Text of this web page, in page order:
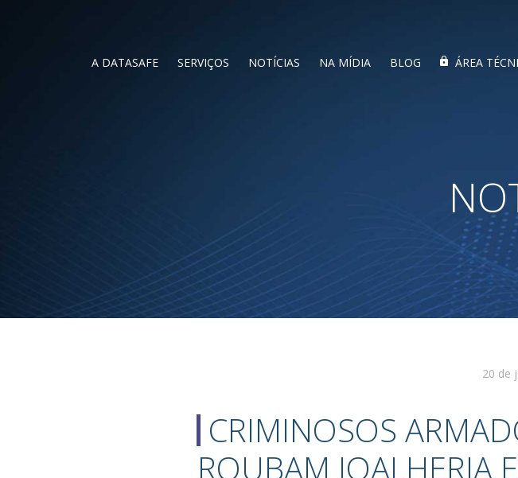
A DATASAFE SERVIÇOS NOTÍCIAS NA MÍDIA BLOG ÁREA
20 de
CRIMINOSOS
ROUBAM JOALHERIA